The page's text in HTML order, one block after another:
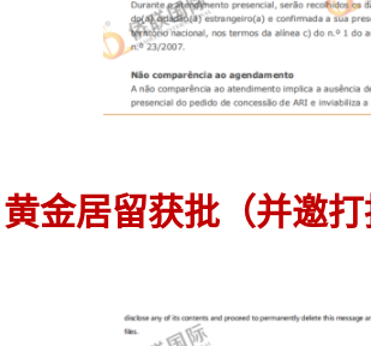
金居留获批（并邀